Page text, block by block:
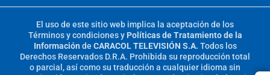
El uso de este sitio web implica la aceptación de los
Términos y condicionesy Políticas de Tratamiento de la
Información de CARACOL TELEVISIÓN S.A. Todos los
Derechos Reservados D.R.A. Prohibida su reproducción total
o parcial, así como su traducción a cualquier idioma sin